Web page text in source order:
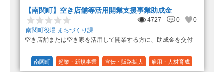
【南関町】空き店舗等活用開業支援事業助成金
4727 0
0
南関町役場 まちづくり課
空き店舗または空き家を活用して開業する方に、助成金を交付
南関町 起業・新規事業 宣伝・販路拡大 雇用・人材育成